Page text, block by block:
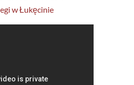
w Łukęcinie